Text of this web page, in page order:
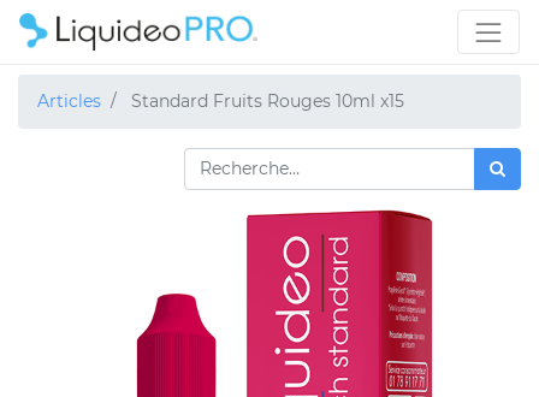
Articles Standard Fruits Rouges 10ml x15